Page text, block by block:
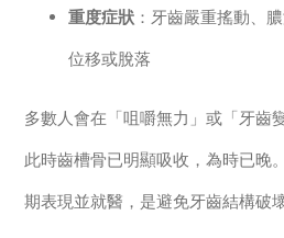
重度症狀 ：牙齒嚴重搖動、
位移或脫落
多數人會在「咀嚼無力」或「牙齒
此時齒槽骨已明顯吸收，為時已晚
期表現並就醫，是避免牙齒結構破